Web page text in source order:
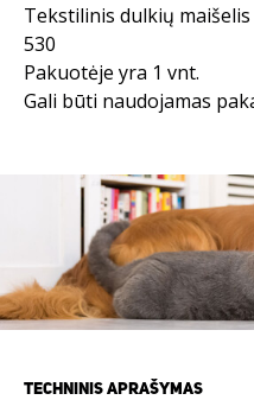
Tekstilinis dulkių
530
Pakuotėje yra 1 vnt.
Gali būti naudojamas
TECHNINIS APRAŠYMAS